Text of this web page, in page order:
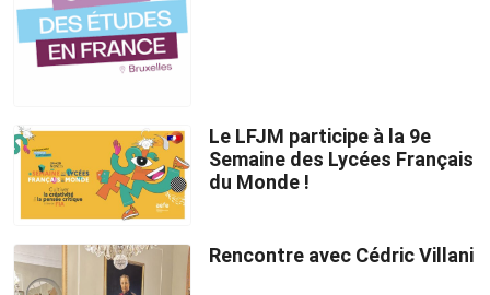
Le LFJM participe à la 9e
Semaine des Lycées Français
du Monde !
Rencontre avec Cédric Villani